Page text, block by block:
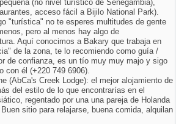
(no nivel turístico de Senegambia),
acceso fácil a Bijilo National Park).
"turística" no te esperes multitudes de gente
pero al menos hay algo de
Aquí conocimos a Bakary que trabaja en
de la zona, te lo recomiendo como guía /
de confianza, es un tío muy muy majo y sigo
con él (+220 749 6906).
(AbCa's Creek Lodge): el mejor alojamiento de
del estilo de lo que encontrarías en el
regentado por una una pareja de Holanda
sitio para relajarse, buena comida, alquilan